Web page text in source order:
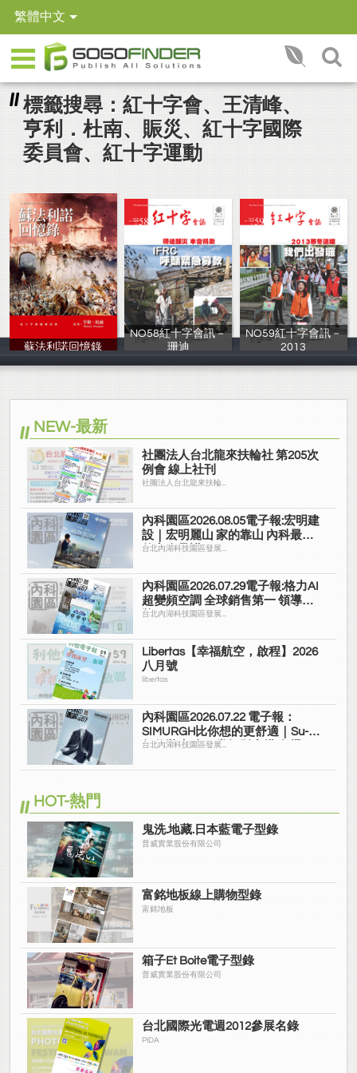
繁體中文
標籤搜尋：紅十字會、王清峰、
亨利．杜南、賑災、紅十字國際
委員會、紅十字運動
蘇法利諾回憶錄
中華民國紅十字
NO58紅十字會訊－
珊迪
紅十字會總會
NO59紅十字會訊－
2013
紅十字會總會
NEW-最新
社團法人台北龍來扶輪社 第205次
例會 線上社刊
社團法人台北龍來扶輪...
內科園區2026.08.05電子報:宏明建
設｜宏明麗山 家的靠山 內科最高
的安全承諾
台北內湖科技園區發展...
內科園區2026.07.29電子報:格力AI
超變頻空調 全球銷售第一 領導品
牌
台北內湖科技園區發展...
Libertas【幸福航空，啟程】2026
八月號
libertas
內科園區2026.07.22 電子報：
SIMURGH比你想的更舒適｜Su-Si
舒仕裝 都會日常輕鬆穿搭 免燙可
台北內湖科技園區發展...
HOT-熱門
鬼洗.地藏.日本藍電子型錄
普威實業股份有限公司
富銘地板線上購物型錄
富銘地板
箱子Et Boite電子型錄
普威實業股份有限公司
台北國際光電週2012參展名錄
PIDA